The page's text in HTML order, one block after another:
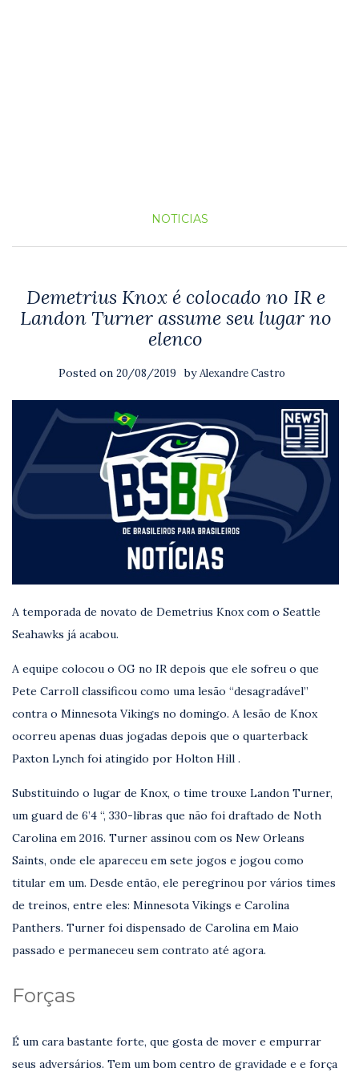
NOTICIAS
Demetrius Knox é colocado no IR e
Landon Turner assume seu lugar no
elenco
Posted on 20/08/2019 byAlexandre Castro
A temporada de novato de Demetrius Knox com o Seattle
Seahawks já acabou.
A equipe colocou o OG no IR depois que ele sofreu o que
Pete Carroll classificou como uma lesão “desagradável”
contra o Minnesota Vikings no domingo. A lesão de Knox
ocorreu apenas duas jogadas depois que o quarterback
Paxton Lynch foi atingido por Holton Hill .
Substituindo o lugar de Knox, o time trouxe Landon Turner,
um guard de 6’4 “, 330-libras que não foi draftado de Noth
Carolina em 2016. Turner assinou com os New Orleans
Saints, onde ele apareceu em sete jogos e jogou como
titular em um. Desde então, ele peregrinou por vários times
de treinos, entre eles: Minnesota Vikings e Carolina
Panthers. Turner foi dispensado de Carolina em Maio
passado e permaneceu sem contrato até agora.
Forças
É um cara bastante forte, que gosta de mover e empurrar
seus adversários. Tem um bom centro de gravidade e e força